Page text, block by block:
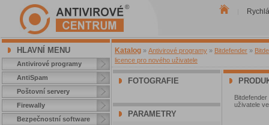
HLAVNÍ MENU
Antivirové programy
AntiSpam
Poštovní servery
Firewally
Bezpečnostní software
Katalog » Antivirové programy » Bitdefender »
licence pro nového uživatele
FOTOGRAFIE
PARAMETRY
uživatele